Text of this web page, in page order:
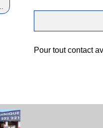
Pour tout contact